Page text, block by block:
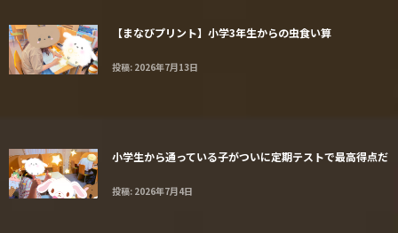
【まなびプリント】小学3年生からの虫食い算
投稿: 2026年7月13日
小学生から通っている子がついに定期テストで最高得点だ
投稿: 2026年7月4日